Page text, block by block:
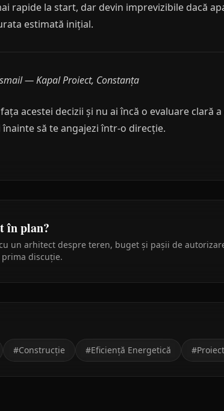
rapide la start, dar devin imprevizibile dacă
estimată inițial.
— Kapal Proiect, Constanța
acestei decizii și nu ai încă o evaluare clară
să te angajezi într-o direcție.
în plan?
un arhitect despre teren, buget și pașii de
discuție.
#Construcție #Eficiență Energetică #